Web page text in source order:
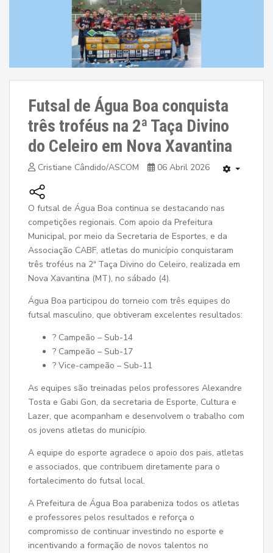
Futsal de Água Boa conquista
três troféus na 2ª Taça Divino
do Celeiro em Nova Xavantina
Cristiane Cândido/ASCOM 06 Abril 2026
O futsal de Água Boa continua se destacando nas
competições regionais. Com apoio da Prefeitura
Municipal, por meio da Secretaria de Esportes, e da
Associação CABF, atletas do município conquistaram
três troféus na 2ª Taça Divino do Celeiro, realizada em
Nova Xavantina (MT), no sábado (4).
Água Boa participou do torneio com três equipes do
futsal masculino, que obtiveram excelentes resultados:
? Campeão – Sub-14
? Campeão – Sub-17
? Vice-campeão – Sub-11
As equipes são treinadas pelos professores Alexandre
Tosta e Gabi Gon, da secretaria de Esporte, Cultura e
Lazer, que acompanham e desenvolvem o trabalho com
os jovens atletas do município.
A equipe do esporte agradece o apoio dos pais, atletas
e associados, que contribuem diretamente para o
fortalecimento do futsal local.
A Prefeitura de Água Boa parabeniza todos os atletas
e professores pelos resultados e reforça o
compromisso de continuar investindo no esporte e
incentivando a formação de novos talentos no